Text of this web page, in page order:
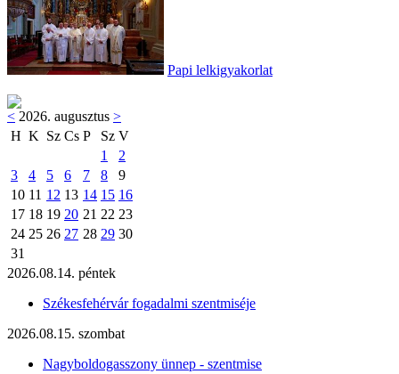
Papi lelkigyakorlat
< 2026. augusztus >
H K Sz Cs P Sz V
1
2
3
4 5 6 7 8
9
10 11 12 13 14 15 16
17 18 19 20 21 22 23
24 25 26 27 28 29 30
31
2026.08.14. péntek
Székesfehérvár fogadalmi szentmiséje
2026.08.15. szombat
Nagyboldogasszony ünnep - szentmise